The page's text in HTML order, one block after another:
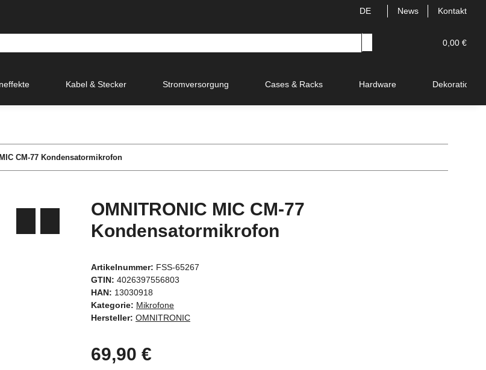
DE News Kontakt
0,00 €
Kabel & Stecker Stromversorgung Cases & Racks Hardware Dekoration
CM-77 Kondensatormikrofon
OMNITRONIC MIC CM-77
Kondensatormikrofon
Artikelnummer: FSS-65267
GTIN: 4026397556803
HAN: 13030918
Kategorie: Mikrofone
Hersteller: OMNITRONIC
69,90 €